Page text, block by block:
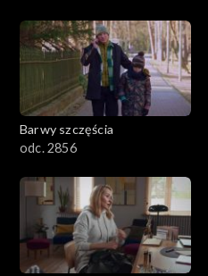
Barwy szczęścia
odc. 2856